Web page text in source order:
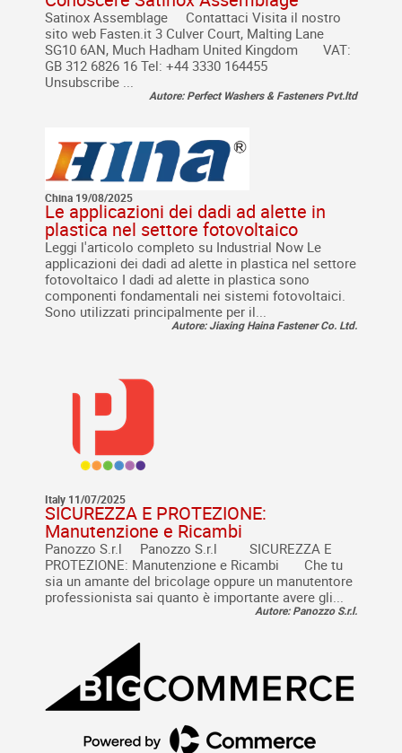
Satinox Assemblage Contattaci Visita il nostro
sito web Fasten.it 3 Culver Court, Malting Lane
SG10 6AN, Much Hadham United Kingdom VAT:
GB 312 6826 16 Tel: +44 3330 164455
Unsubscribe ...
Autore: Perfect Washers & Fasteners Pvt.ltd
China 19/08/2025
Le applicazioni dei dadi ad alette in
plastica nel settore fotovoltaico
Leggi l'articolo completo su Industrial Now Le
applicazioni dei dadi ad alette in plastica nel settore
fotovoltaico I dadi ad alette in plastica sono
componenti fondamentali nei sistemi fotovoltaici.
Sono utilizzati principalmente per il...
Autore: Jiaxing Haina Fastener Co. Ltd.
Italy 11/07/2025
SICUREZZA E PROTEZIONE:
Manutenzione e Ricambi
Panozzo S.r.l Panozzo S.r.l SICUREZZA E
PROTEZIONE: Manutenzione e Ricambi Che tu
sia un amante del bricolage oppure un manutentore
professionista sai quanto è importante avere gli...
Autore: Panozzo S.r.l.